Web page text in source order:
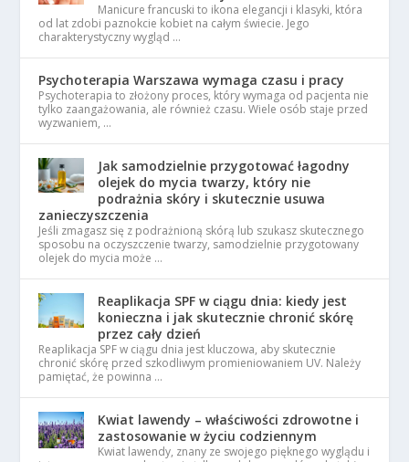
Manicure francuski to ikona elegancji i klasyki, która
od lat zdobi paznokcie kobiet na całym świecie. Jego
charakterystyczny wygląd …
Psychoterapia Warszawa wymaga czasu i pracy
Psychoterapia to złożony proces, który wymaga od pacjenta nie
tylko zaangażowania, ale również czasu. Wiele osób staje przed
wyzwaniem, …
Jak samodzielnie przygotować łagodny
olejek do mycia twarzy, który nie
podrażnia skóry i skutecznie usuwa
zanieczyszczenia
Jeśli zmagasz się z podrażnioną skórą lub szukasz skutecznego
sposobu na oczyszczenie twarzy, samodzielnie przygotowany
olejek do mycia może …
Reaplikacja SPF w ciągu dnia: kiedy jest
konieczna i jak skutecznie chronić skórę
przez cały dzień
Reaplikacja SPF w ciągu dnia jest kluczowa, aby skutecznie
chronić skórę przed szkodliwym promieniowaniem UV. Należy
pamiętać, że powinna …
Kwiat lawendy – właściwości zdrowotne i
zastosowanie w życiu codziennym
Kwiat lawendy, znany ze swojego pięknego wyglądu i